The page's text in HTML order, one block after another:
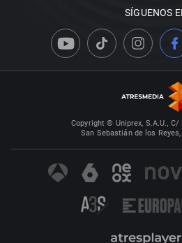
SÍGUENOS
Copyright © Uniprex, S.A.U.,
San Sebastián de los